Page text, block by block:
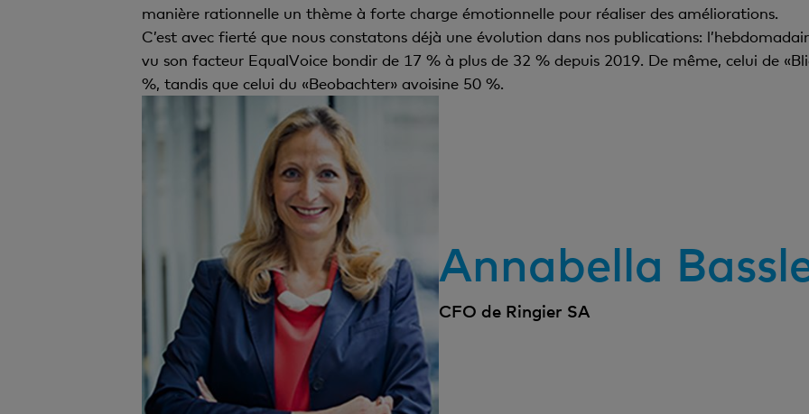
manière rationnelle un thème à forte charge émotionnelle pour réaliser des améliorations.
C’est avec fierté que nous constatons déjà une évolution dans nos publications:
vu son facteur EqualVoice bondir de 17 % à plus de 32 % depuis 2019. De même, celui de
%, tandis que celui du «Beobachter» avoisine 50 %.
Annabella
CFO de Ringier SA